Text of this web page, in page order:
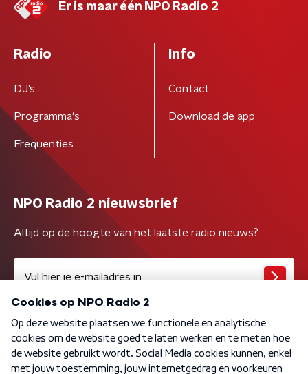
Er is maar één NPO Radio 2
Radio
DJ’s
Programma's
Frequenties
Info
Contact
Download de app
NPO Radio 2 nieuwsbrief
Altijd op de hoogte van het laatste radio nieuws?
Algemene voorwaarden